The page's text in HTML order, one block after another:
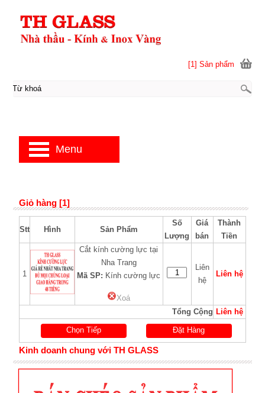
Giỏ hàng [1]
Stt Hình Sản Phẩm
Số
Lượng
Giá
bán
Thành
Tiền
1
Cắt kính cường lực tại
Nha Trang
Mã SP: Kính cường lực
Xoá
Liên
hệ
Liên hệ
Tổng Cộng Liên hệ
Đặt Hàng
Chọn Tiếp
Kinh doanh chung với TH GLASS
[1] Sản phẩm
Menu